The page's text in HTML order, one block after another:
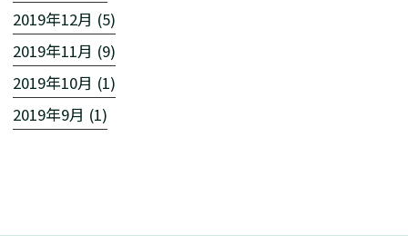
2019年12月 (5)
2019年11月 (9)
2019年10月 (1)
2019年9月 (1)